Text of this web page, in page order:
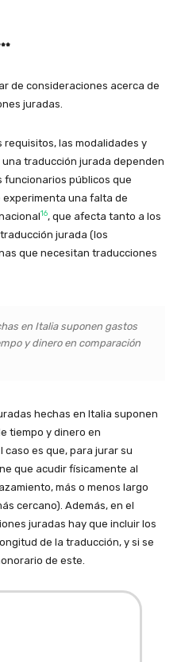
de consideraciones acerca de
juradas.
las modalidades y
traducción jurada dependen
funcionarios públicos que
experimenta una falta de
16, que afecta tanto a los
jurada (los
que necesitan traducciones
en Italia suponen gastos
y dinero en comparación
hechas en Italia suponen
tiempo y dinero en
caso es que, para jurar su
que acudir físicamente al
más o menos largo
cercano). Además, en el
juradas hay que incluir los
de la traducción, y si se
de este.